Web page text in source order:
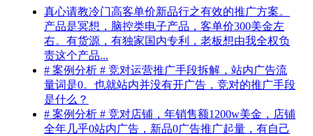
真心请教冷门高客单价新品行之有效的推广方案。
产品是冥想，脑控类电子产品，客单价300美金左
右。有货源，有独家国内专利，老板想由我全权负
责这个产品...
# 案例分析 # 竞对运营推广手段拆解，站内广告流
量词是0。也就站内并没有开广告，竞对的推广手段
是什么？
# 案例分析 # 竞对店铺，年销售额1200w美金，店铺
全年几乎0站内广告，新品0广告推广起量，有自己